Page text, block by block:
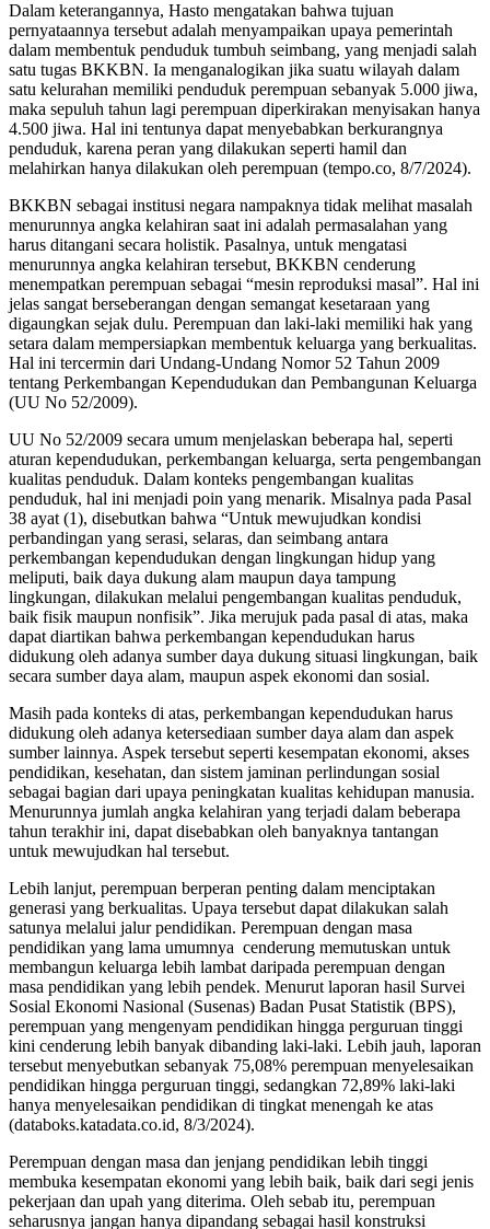
Dalam keterangannya, Hasto mengatakan bahwa tujuan
pernyataannya tersebut adalah menyampaikan upaya pemerintah
dalam membentuk penduduk tumbuh seimbang, yang menjadi salah
satu tugas BKKBN. Ia menganalogikan jika suatu wilayah dalam
satu kelurahan memiliki penduduk perempuan sebanyak 5.000 jiwa,
maka sepuluh tahun lagi perempuan diperkirakan menyisakan hanya
4.500 jiwa. Hal ini tentunya dapat menyebabkan berkurangnya
penduduk, karena peran yang dilakukan seperti hamil dan
melahirkan hanya dilakukan oleh perempuan (tempo.co, 8/7/2024).
BKKBN sebagai institusi negara nampaknya tidak melihat masalah
menurunnya angka kelahiran saat ini adalah permasalahan yang
harus ditangani secara holistik. Pasalnya, untuk mengatasi
menurunnya angka kelahiran tersebut, BKKBN cenderung
menempatkan perempuan sebagai “mesin reproduksi masal”. Hal ini
jelas sangat berseberangan dengan semangat kesetaraan yang
digaungkan sejak dulu. Perempuan dan laki-laki memiliki hak yang
setara dalam mempersiapkan membentuk keluarga yang berkualitas.
Hal ini tercermin dari Undang-Undang Nomor 52 Tahun 2009
tentang Perkembangan Kependudukan dan Pembangunan Keluarga
(UU No 52/2009).
UU No 52/2009 secara umum menjelaskan beberapa hal, seperti
aturan kependudukan, perkembangan keluarga, serta pengembangan
kualitas penduduk. Dalam konteks pengembangan kualitas
penduduk, hal ini menjadi poin yang menarik. Misalnya pada Pasal
38 ayat (1), disebutkan bahwa “Untuk mewujudkan kondisi
perbandingan yang serasi, selaras, dan seimbang antara
perkembangan kependudukan dengan lingkungan hidup yang
meliputi, baik daya dukung alam maupun daya tampung
lingkungan, dilakukan melalui pengembangan kualitas penduduk,
baik fisik maupun nonfisik”. Jika merujuk pada pasal di atas, maka
dapat diartikan bahwa perkembangan kependudukan harus
didukung oleh adanya sumber daya dukung situasi lingkungan, baik
secara sumber daya alam, maupun aspek ekonomi dan sosial.
Masih pada konteks di atas, perkembangan kependudukan harus
didukung oleh adanya ketersediaan sumber daya alam dan aspek
sumber lainnya. Aspek tersebut seperti kesempatan ekonomi, akses
pendidikan, kesehatan, dan sistem jaminan perlindungan sosial
sebagai bagian dari upaya peningkatan kualitas kehidupan manusia.
Menurunnya jumlah angka kelahiran yang terjadi dalam beberapa
tahun terakhir ini, dapat disebabkan oleh banyaknya tantangan
untuk mewujudkan hal tersebut.
Lebih lanjut, perempuan berperan penting dalam menciptakan
generasi yang berkualitas. Upaya tersebut dapat dilakukan salah
satunya melalui jalur pendidikan. Perempuan dengan masa
pendidikan yang lama umumnya cenderung memutuskan untuk
membangun keluarga lebih lambat daripada perempuan dengan
masa pendidikan yang lebih pendek. Menurut laporan hasil Survei
Sosial Ekonomi Nasional (Susenas) Badan Pusat Statistik (BPS),
perempuan yang mengenyam pendidikan hingga perguruan tinggi
kini cenderung lebih banyak dibanding laki-laki. Lebih jauh, laporan
tersebut menyebutkan sebanyak 75,08% perempuan menyelesaikan
pendidikan hingga perguruan tinggi, sedangkan 72,89% laki-laki
hanya menyelesaikan pendidikan di tingkat menengah ke atas
(databoks.katadata.co.id, 8/3/2024).
Perempuan dengan masa dan jenjang pendidikan lebih tinggi
membuka kesempatan ekonomi yang lebih baik, baik dari segi jenis
pekerjaan dan upah yang diterima. Oleh sebab itu, perempuan
seharusnya jangan hanya dipandang sebagai hasil konstruksi